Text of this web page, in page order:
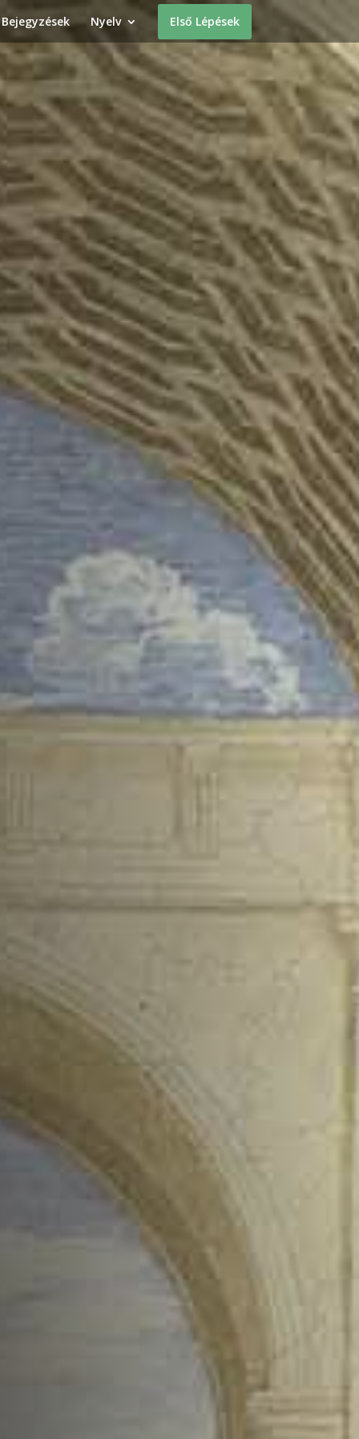
Bejegyzések Nyelv Első Lépések